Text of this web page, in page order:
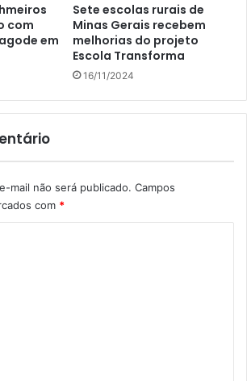
com
em
Sete escolas rurais de
Minas Gerais recebem
melhorias do projeto
Escola Transforma
16/11/2024
mail não será publicado. Campos
com *